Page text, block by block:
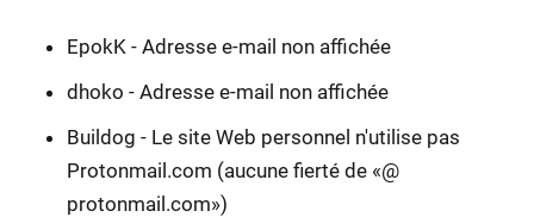
EpokK - Adresse e-mail non affichée
dhoko - Adresse e-mail non affichée
Buildog - Le site Web personnel n'utilise pas
Protonmail.com (aucune fierté de «@
protonmail.com»)